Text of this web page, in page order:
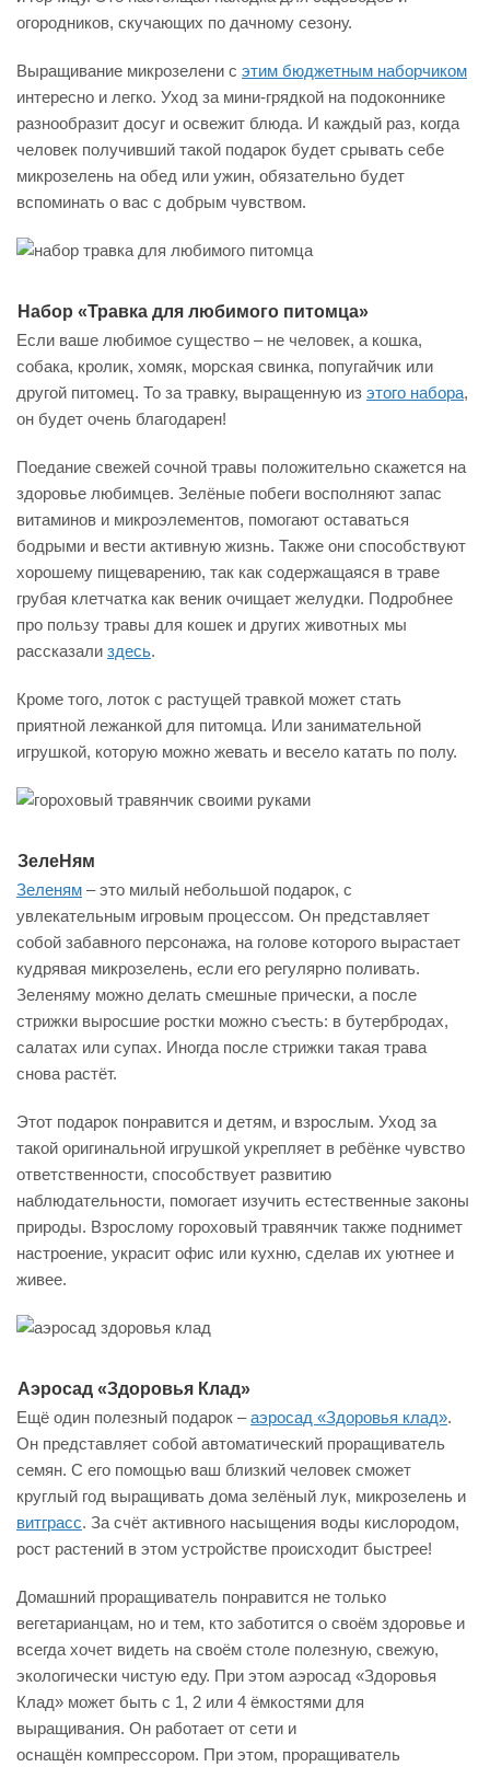
огородников, скучающих по дачному сезону.
Выращивание микрозелени с этим бюджетным наборчиком
интересно и легко. Уход за мини-грядкой на подоконнике
разнообразит досуг и освежит блюда. И каждый раз, когда
человек получивший такой подарок будет срывать себе
микрозелень на обед или ужин, обязательно будет
вспоминать о вас с добрым чувством.
Набор «Травка для любимого питомца»
Если ваше любимое существо – не человек, а кошка,
собака, кролик, хомяк, морская свинка, попугайчик или
другой питомец. То за травку, выращенную из этого набора,
он будет очень благодарен!
Поедание свежей сочной травы положительно скажется на
здоровье любимцев. Зелёные побеги восполняют запас
витаминов и микроэлементов, помогают оставаться
бодрыми и вести активную жизнь. Также они способствуют
хорошему пищеварению, так как содержащаяся в траве
грубая клетчатка как веник очищает желудки. Подробнее
про пользу травы для кошек и других животных мы
рассказали здесь.
Кроме того, лоток с растущей травкой может стать
приятной лежанкой для питомца. Или занимательной
игрушкой, которую можно жевать и весело катать по полу.
ЗелеНям
Зеленям – это милый небольшой подарок, с
увлекательным игровым процессом. Он представляет
собой забавного персонажа, на голове которого вырастает
кудрявая микрозелень, если его регулярно поливать.
Зеленяму можно делать смешные прически, а после
стрижки выросшие ростки можно съесть: в бутербродах,
салатах или супах. Иногда после стрижки такая трава
снова растёт.
Этот подарок понравится и детям, и взрослым. Уход за
такой оригинальной игрушкой укрепляет в ребёнке чувство
ответственности, способствует развитию
наблюдательности, помогает изучить естественные законы
природы. Взрослому гороховый травянчик также поднимет
настроение, украсит офис или кухню, сделав их уютнее и
живее.
Аэросад «Здоровья Клад»
Ещё один полезный подарок –аэросад «Здоровья клад».
Он представляет собой автоматический проращиватель
семян. С его помощью ваш близкий человек сможет
круглый год выращивать дома зелёный лук, микрозелень и
витграсс. За счёт активного насыщения воды кислородом,
рост растений в этом устройстве происходит быстрее!
Домашний проращиватель понравится не только
вегетарианцам, но и тем, кто заботится о своём здоровье и
всегда хочет видеть на своём столе полезную, свежую,
экологически чистую еду. При этом аэросад «Здоровья
Клад» может быть с 1, 2 или 4 ёмкостями для
выращивания. Он работает от сети и
оснащён компрессором. При этом, проращиватель